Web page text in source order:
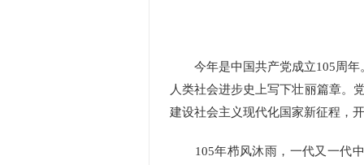
今年是中国共产党成立105周年
人类社会进步史上写下壮丽篇章。
建设社会主义现代化国家新征程，
105年栉风沐雨，一代又一代中